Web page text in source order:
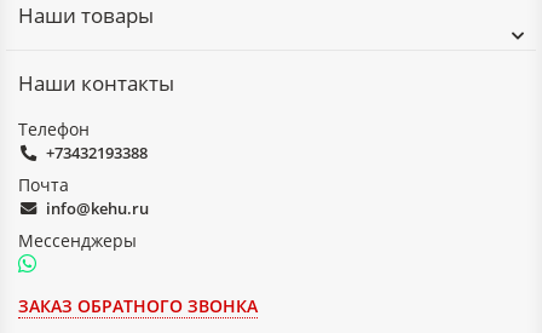
Наши товары
Наши контакты
Телефон
+73432193388
Почта
info@kehu.ru
Мессенджеры
ЗАКАЗ ОБРАТНОГО ЗВОНКА